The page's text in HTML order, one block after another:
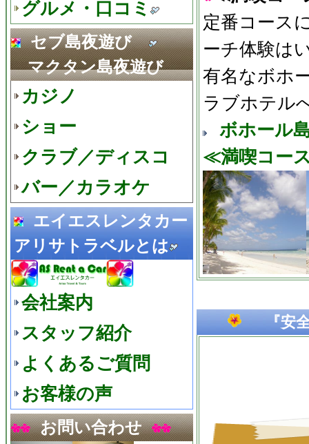
グルメ・口コミ
セブ島夜遊び
マクタン島夜遊び
カジノ
ショー
クラブ／ディスコ
バー／カラオケ
エイエスレンタカー
アリサトラベルとは
会社案内
スタッフ紹介
よくあるご質問
お客様の声
お問い合わせ
定番コース
ーチ体験は
有名なボホ
ラブホテル
ボホール
≪満喫コー
『安全